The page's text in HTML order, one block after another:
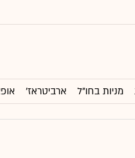
מניות בחו"ל ארביטראז'